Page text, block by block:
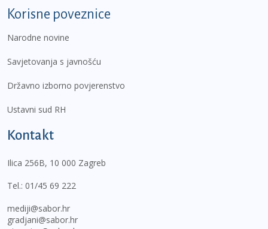
Korisne poveznice
Narodne novine
Savjetovanja s javnošću
Državno izborno povjerenstvo
Ustavni sud RH
Kontakt
Ilica 256B, 10 000 Zagreb
Tel.: 01/45 69 222
mediji@sabor.hr
gradjani@sabor.hr